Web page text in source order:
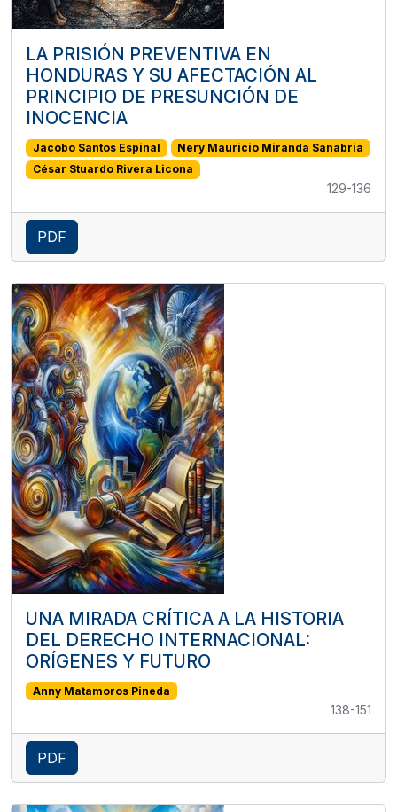
LA PRISIÓN PREVENTIVA EN
HONDURAS Y SU AFECTACIÓN AL
PRINCIPIO DE PRESUNCIÓN DE
INOCENCIA
Jacobo Santos Espinal
Nery Mauricio Miranda Sanabria
César Stuardo Rivera Licona
129-136
PDF
UNA MIRADA CRÍTICA A LA HISTORIA
DEL DERECHO INTERNACIONAL:
ORÍGENES Y FUTURO
Anny Matamoros Pineda
138-151
PDF